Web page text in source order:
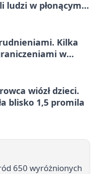
ludzi w płonącym
Kilka
w
wiózł dzieci.
blisko 1,5 promila
650 wyróżnionych